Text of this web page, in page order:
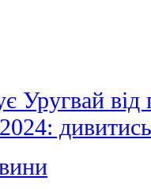
Уругвай
дивитись